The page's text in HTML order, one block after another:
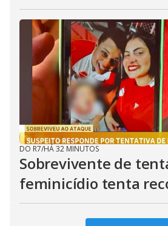
DO R7/HÁ 32 MINUTOS
Sobrevivente de
feminicídio tenta